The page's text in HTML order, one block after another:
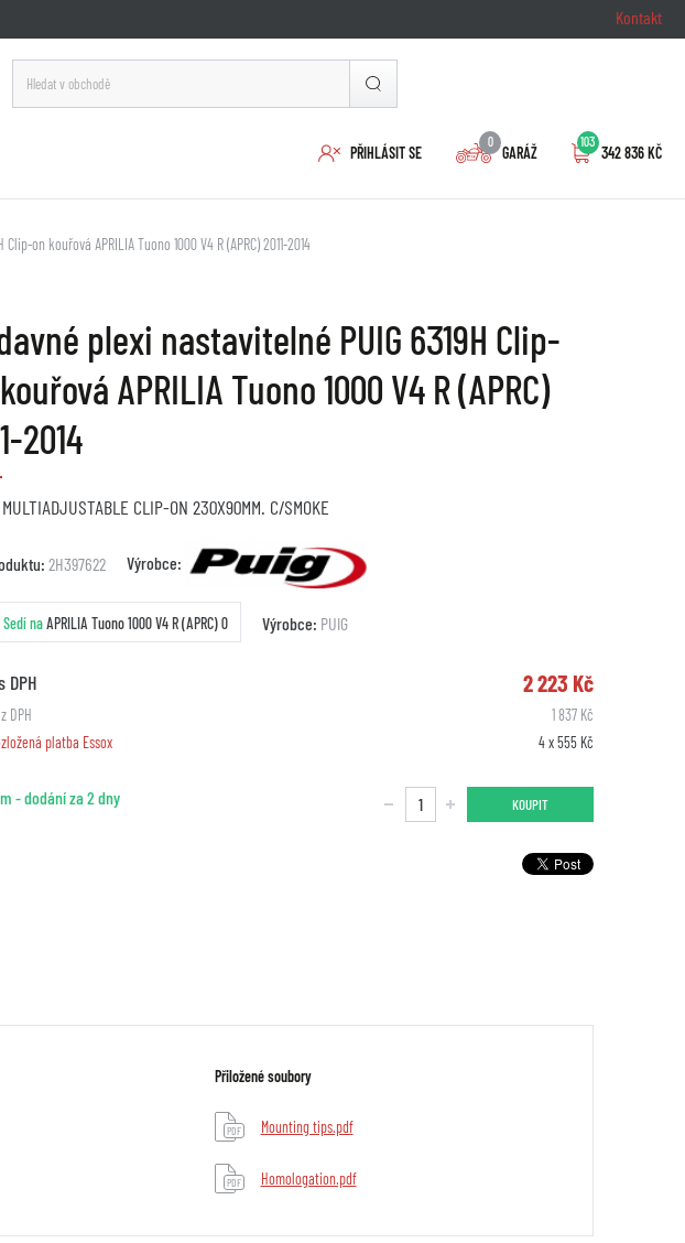
Kontakt
PŘIHLÁSIT SE
0
GARÁŽ
103
342 836 KČ
on kouřová APRILIA Tuono 1000 V4 R (APRC) 2011-2014
plexi nastavitelné PUIG 6319H Clip-
APRILIA Tuono 1000 V4 R (APRC)
2014
CLIP-ON 230X90MM. C/SMOKE
2H397622 Výrobce:
Sedí naAPRILIA Tuono 1000 V4 R (APRC) 0 Výrobce: PUIG
DPH 2 223 Kč
DPH
1 837 Kč
platba Essox
4 x 555 Kč
- dodání za 2 dny KOUPIT
Přiložené soubory
PDF Mounting tips.pdf
PDF Homologation.pdf